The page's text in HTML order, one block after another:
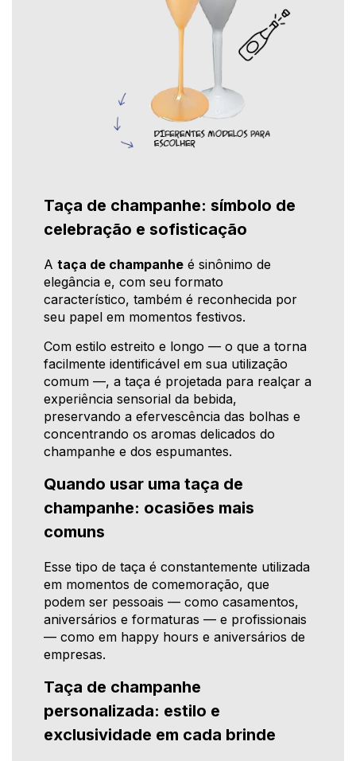
Taça de champanhe: símbolo de
celebração e sofisticação
A taça de champanhe é sinônimo de
elegância e, com seu formato
característico, também é reconhecida por
seu papel em momentos festivos.
Com estilo estreito e longo — o que a torna
facilmente identificável em sua utilização
comum —, a taça é projetada para realçar a
experiência sensorial da bebida,
preservando a efervescência das bolhas e
concentrando os aromas delicados do
champanhe e dos espumantes.
Quando usar uma taça de
champanhe: ocasiões mais
comuns
Esse tipo de taça é constantemente utilizada
em momentos de comemoração, que
podem ser pessoais — como casamentos,
aniversários e formaturas — e profissionais
— como em happy hours e aniversários de
empresas.
Taça de champanhe
personalizada: estilo e
exclusividade em cada brinde